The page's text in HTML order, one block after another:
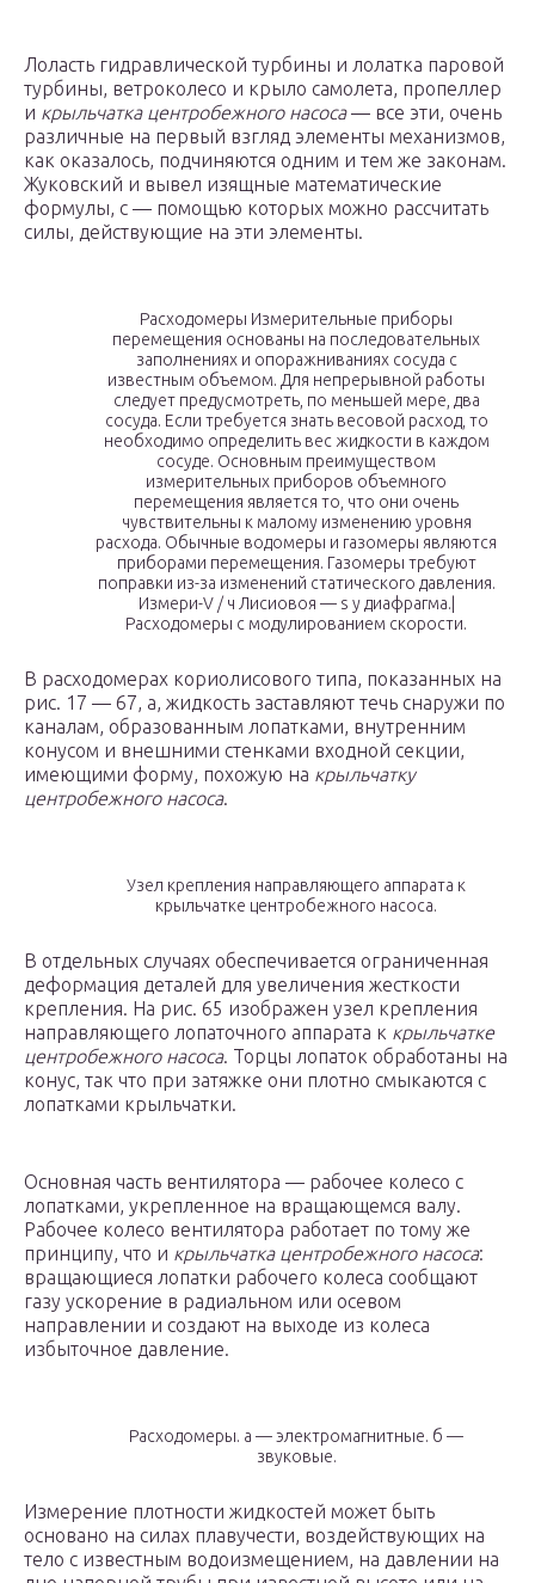
Лоласть гидравлической турбины и лолатка паровой
турбины, ветроколесо и крыло самолета, пропеллер
и крыльчатка центробежного насоса— все эти, очень
различные на первый взгляд элементы механизмов,
как оказалось, подчиняются одним и тем же законам.
Жуковский и вывел изящные математические
формулы, с — помощью которых можно рассчитать
силы, действующие на эти элементы.
Расходомеры Измерительные приборы
перемещения основаны на последовательных
заполнениях и опоражниваниях сосуда с
известным объемом. Для непрерывной работы
следует предусмотреть, по меньшей мере, два
сосуда. Если требуется знать весовой расход, то
необходимо определить вес жидкости в каждом
сосуде. Основным преимуществом
измерительных приборов объемного
перемещения является то, что они очень
чувствительны к малому изменению уровня
расхода. Обычные водомеры и газомеры являются
приборами перемещения. Газомеры требуют
поправки из-за изменений статического давления.
Измери-V / ч Лисиовоя — s у диафрагма.|
Расходомеры с модулированием скорости.
В расходомерах кориолисового типа, показанных на
рис. 17 — 67, а, жидкость заставляют течь снаружи по
каналам, образованным лопатками, внутренним
конусом и внешними стенками входной секции,
имеющими форму, похожую на крыльчатку
центробежного насоса.
Узел крепления направляющего аппарата к
крыльчатке центробежного насоса.
В отдельных случаях обеспечивается ограниченная
деформация деталей для увеличения жесткости
крепления. На рис. 65 изображен узел крепления
направляющего лопаточного аппарата к крыльчатке
центробежного насоса. Торцы лопаток обработаны на
конус, так что при затяжке они плотно смыкаются с
лопатками крыльчатки.
Основная часть вентилятора — рабочее колесо с
лопатками, укрепленное на вращающемся валу.
Рабочее колесо вентилятора работает по тому же
принципу, что и крыльчатка центробежного насоса:
вращающиеся лопатки рабочего колеса сообщают
газу ускорение в радиальном или осевом
направлении и создают на выходе из колеса
избыточное давление.
Расходомеры. а — электромагнитные. б —
звуковые.
Измерение плотности жидкостей может быть
основано на силах плавучести, воздействующих на
тело с известным водоизмещением, на давлении на